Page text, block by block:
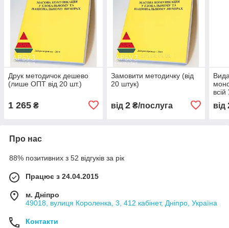
Друк методичок дешево
(лише ОПТ від 20 шт.)
1 265 ₴
Замовити методичку (від
20 штук)
від 2₴/послуга від
Про нас
88% позитивних з 52 відгуків за рік
Працює з 24.04.2015
м. Дніпро
49018, вулиця Короленка, 3, 412 кабінет, Дніпро, Україна
Контакти